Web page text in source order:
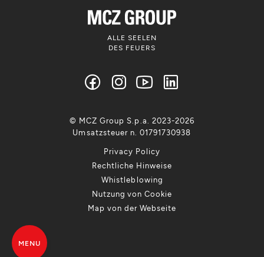
ALLE SEELEN
DES FEUERS
Privacy Policy
Rechtliche Hinweise
Whistleblowing
Nutzung von Cookie
Map von der Webseite
© MCZ Group S.p.a. 2023-2026
Umsatzsteuer n. 01791730938
MENU